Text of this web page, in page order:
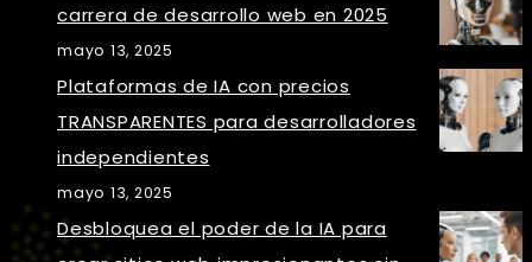
carrera de desarrollo web en 2025
mayo 13, 2025
Plataformas de IA con precios
TRANSPARENTES para desarrolladores
independientes
mayo 13, 2025
Desbloquea el poder de la IA para